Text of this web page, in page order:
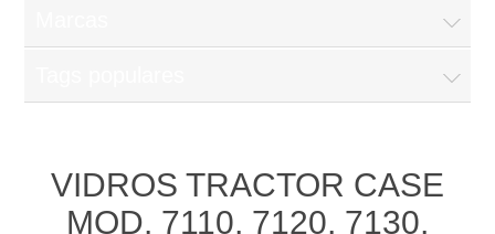
VIDROS TRACTOR CASE
MOD. 7110, 7120, 7130,